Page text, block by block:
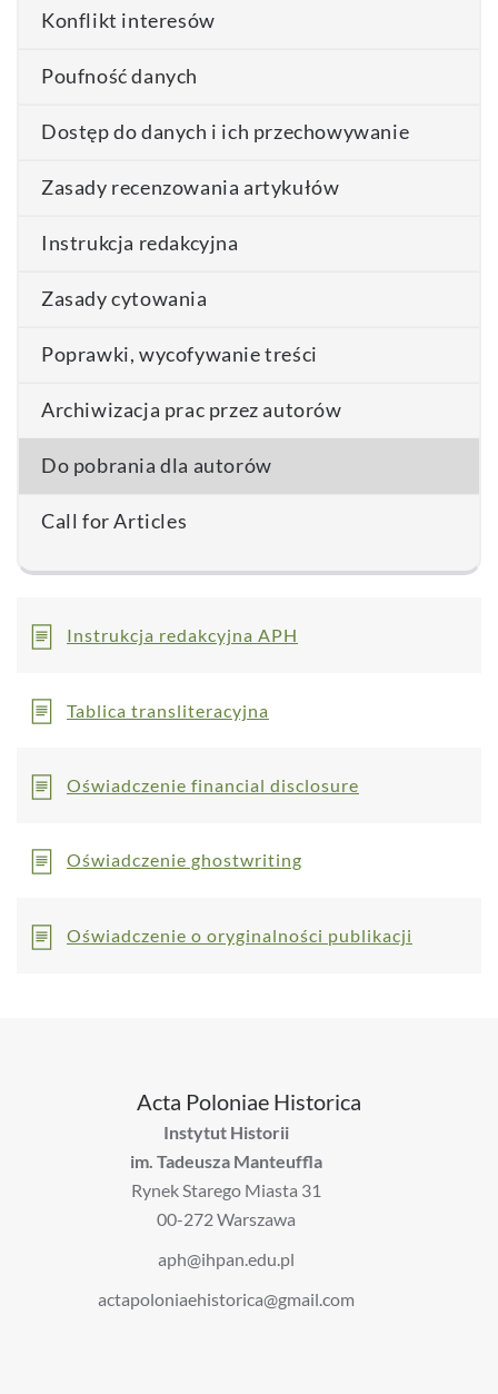
Konflikt interesów
Poufność danych
Dostęp do danych i ich przechowywanie
Zasady recenzowania artykułów
Instrukcja redakcyjna
Zasady cytowania
Poprawki, wycofywanie treści
Archiwizacja prac przez autorów
Do pobrania dla autorów
Call for Articles
Instrukcja redakcyjna APH
Tablica transliteracyjna
Oświadczenie financial disclosure
Oświadczenie ghostwriting
Oświadczenie o oryginalności publikacji
Acta Poloniae Historica
Instytut Historii
im. Tadeusza Manteuffla
Rynek Starego Miasta 31
00-272 Warszawa
aph@ihpan.edu.pl
actapoloniaehistorica@gmail.com